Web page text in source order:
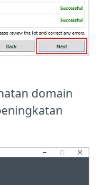
domain